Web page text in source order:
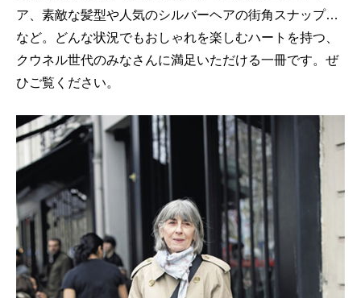
ア、素敵な髪型や人気のシルバーヘアの街角スナップ…
など。どんな状況でもおしゃれを楽しむハートを持つ、
クウネル世代のみなさんに満足いただける一冊です。ぜ
ひご覧ください。